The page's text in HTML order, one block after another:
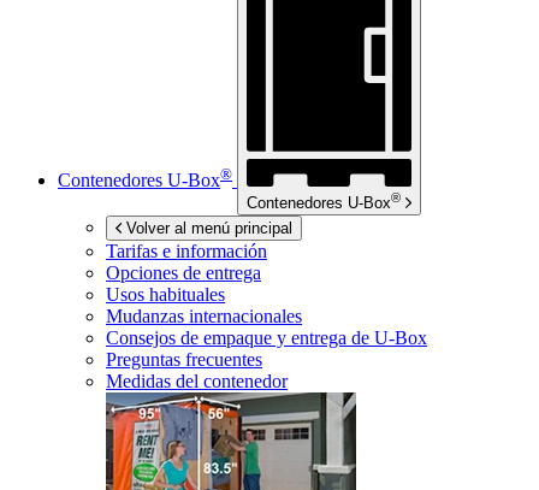
Contenedores U-Box®
Contenedores U-Box®
Volver al menú principal
Tarifas e información
Opciones de entrega
Usos habituales
Mudanzas internacionales
Consejos de empaque y entrega de U-Box
Preguntas frecuentes
Medidas del contenedor